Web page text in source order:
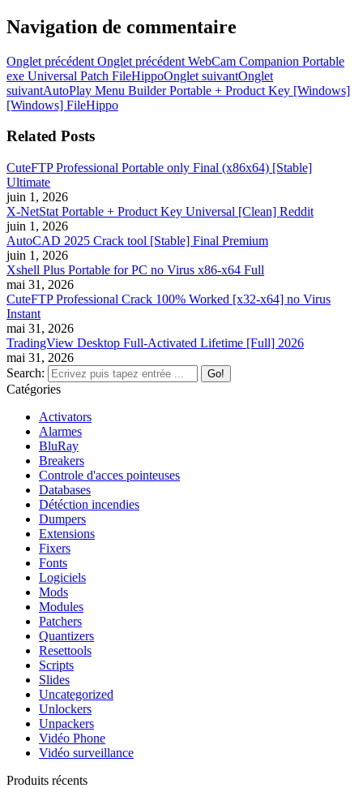
Navigation de commentaire
Onglet précédent Onglet précédent WebCam Companion Portable
exe Universal Patch FileHippoOnglet suivantOnglet
suivantAutoPlay Menu Builder Portable + Product Key [Windows]
[Windows] FileHippo
Related Posts
CuteFTP Professional Portable only Final (x86x64) [Stable]
Ultimate
juin 1, 2026
X-NetStat Portable + Product Key Universal [Clean] Reddit
juin 1, 2026
AutoCAD 2025 Crack tool [Stable] Final Premium
juin 1, 2026
Xshell Plus Portable for PC no Virus x86-x64 Full
mai 31, 2026
CuteFTP Professional Crack 100% Worked [x32-x64] no Virus
Instant
mai 31, 2026
TradingView Desktop Full-Activated Lifetime [Full] 2026
mai 31, 2026
Search:
Catégories
Activators
Alarmes
BluRay
Breakers
Controle d'acces pointeuses
Databases
Détéction incendies
Dumpers
Extensions
Fixers
Fonts
Logiciels
Mods
Modules
Patchers
Quantizers
Resettools
Scripts
Slides
Uncategorized
Unlockers
Unpackers
Vidéo Phone
Vidéo surveillance
Produits récents